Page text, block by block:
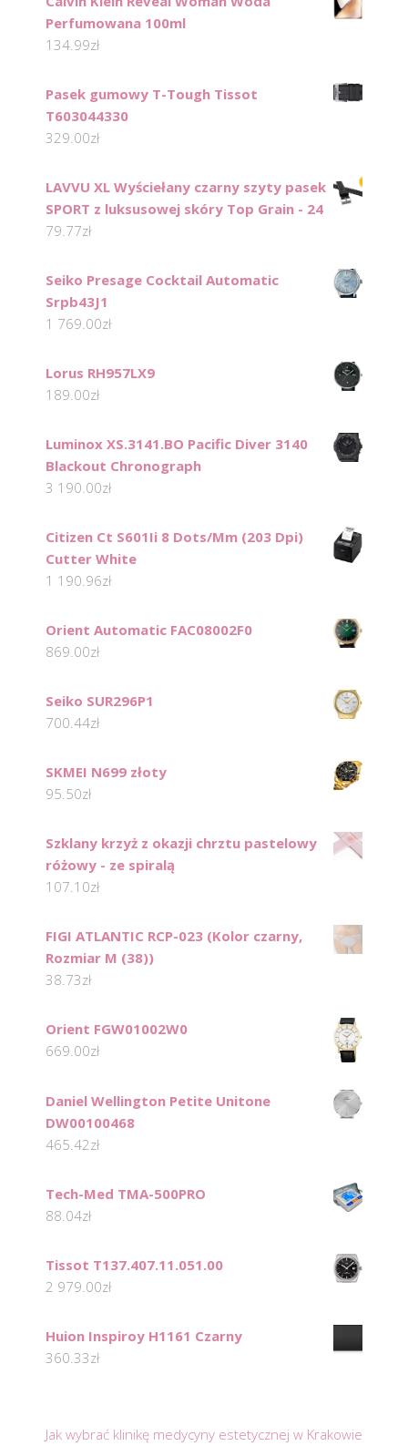
Perfumowana 100ml
134.99zł
Pasek gumowy T-Tough Tissot
T603044330
329.00zł
LAVVU XL Wyściełany czarny szyty pasek
SPORT z luksusowej skóry Top Grain - 24
79.77zł
Seiko Presage Cocktail Automatic
Srpb43J1
1 769.00zł
Lorus RH957LX9
189.00zł
Luminox XS.3141.BO Pacific Diver 3140
Blackout Chronograph
3 190.00zł
Citizen Ct S601Ii 8 Dots/Mm (203 Dpi)
Cutter White
1 190.96zł
Orient Automatic FAC08002F0
869.00zł
Seiko SUR296P1
700.44zł
SKMEI N699 złoty
95.50zł
Szklany krzyż z okazji chrztu pastelowy
różowy - ze spiralą
107.10zł
FIGI ATLANTIC RCP-023 (Kolor czarny,
Rozmiar M (38))
38.73zł
Orient FGW01002W0
669.00zł
Daniel Wellington Petite Unitone
DW00100468
465.42zł
Tech-Med TMA-500PRO
88.04zł
Tissot T137.407.11.051.00
2 979.00zł
Huion Inspiroy H1161 Czarny
360.33zł
Jak wybrać klinikę medycyny estetycznej w Krakowie